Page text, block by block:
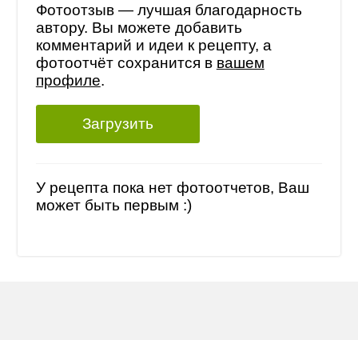
Фотоотзыв — лучшая благодарность
автору. Вы можете добавить
комментарий и идеи к рецепту, а
фотоотчёт сохранится в вашем
профиле.
Загрузить
У рецепта пока нет фотоотчетов, Ваш
может быть первым :)